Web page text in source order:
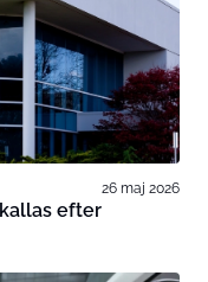
26 maj 2026
efter